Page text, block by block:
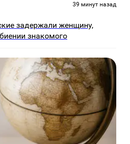
39 минут назад
задержали женщину,
знакомого